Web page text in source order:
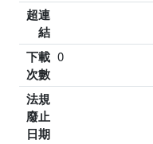
超連
結
下載
次數
0
法規
廢止
日期